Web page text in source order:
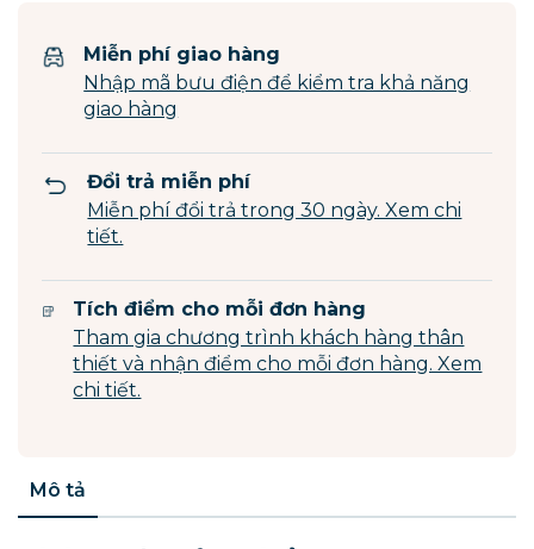
Miễn phí giao hàng
Nhập mã bưu điện để kiểm tra khả năng
giao hàng
Đổi trả miễn phí
Miễn phí đổi trả trong 30 ngày. Xem chi
tiết.
Tích điểm cho mỗi đơn hàng
Tham gia chương trình khách hàng thân
thiết và nhận điểm cho mỗi đơn hàng. Xem
chi tiết.
Mô tả